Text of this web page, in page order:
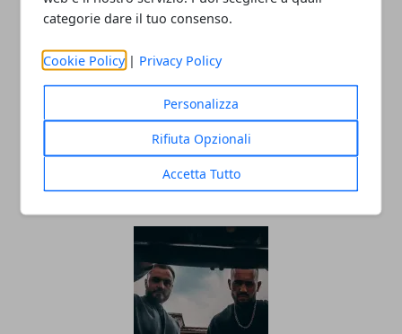
categorie dare il tuo consenso.
Cookie Policy | Privacy Policy
Personalizza
Rifiuta Opzionali
Accetta Tutto
Vacanze natalizie al mare in
destinazioni da sogno. Ecco dove
prenotare!
18/08/2025